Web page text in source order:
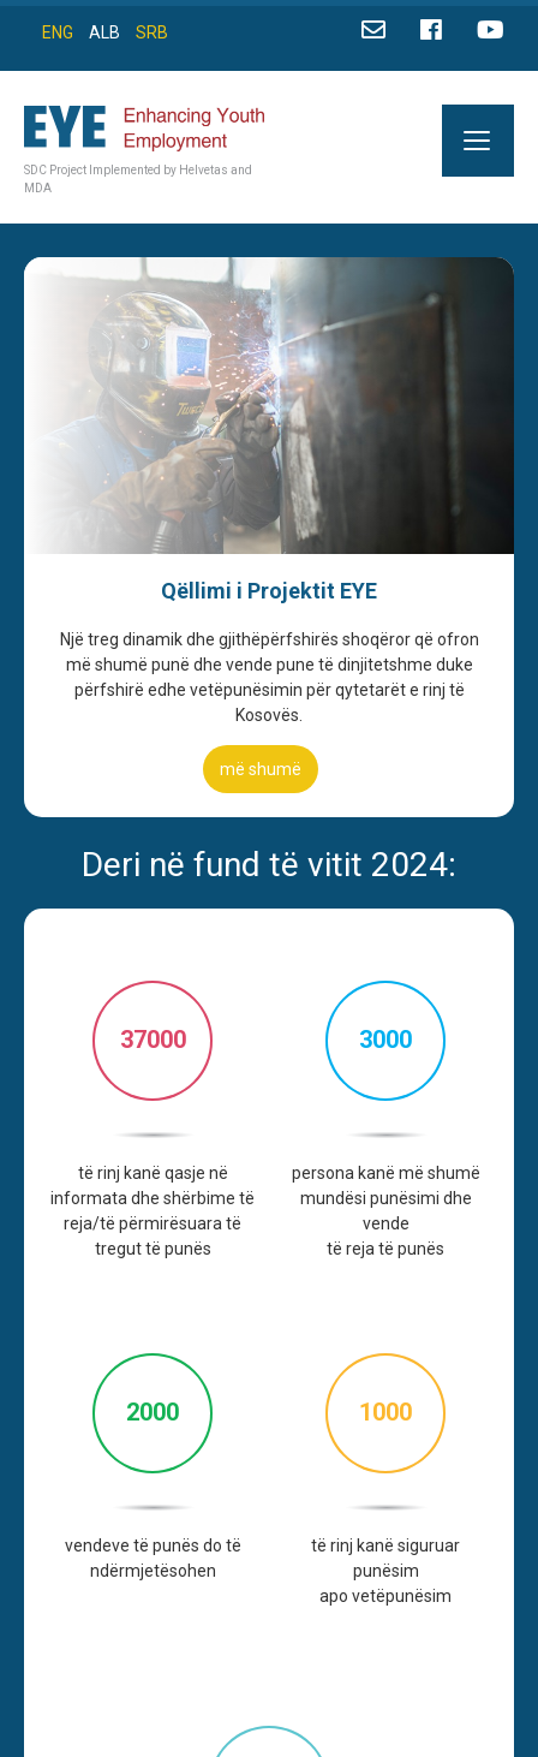
ENG ALB SRB
SDC Project Implemented by Helvetas and
MDA
Qëllimi i Projektit EYE
Një treg dinamik dhe gjithëpërfshirës shoqëror që ofron
më shumë punë dhe vende pune të dinjitetshme duke
përfshirë edhe vetëpunësimin për qytetarët e rinj të
Kosovës.
më shumë
Deri në fund të vitit 2024:
37000
të rinj kanë qasje në
informata dhe shërbime të
reja/të përmirësuara të
tregut të punës
3000
persona kanë më shumë
mundësi punësimi dhe
vende
të reja të punës
2000
vendeve të punës do të
ndërmjetësohen
1000
të rinj kanë siguruar
punësim
apo vetëpunësim